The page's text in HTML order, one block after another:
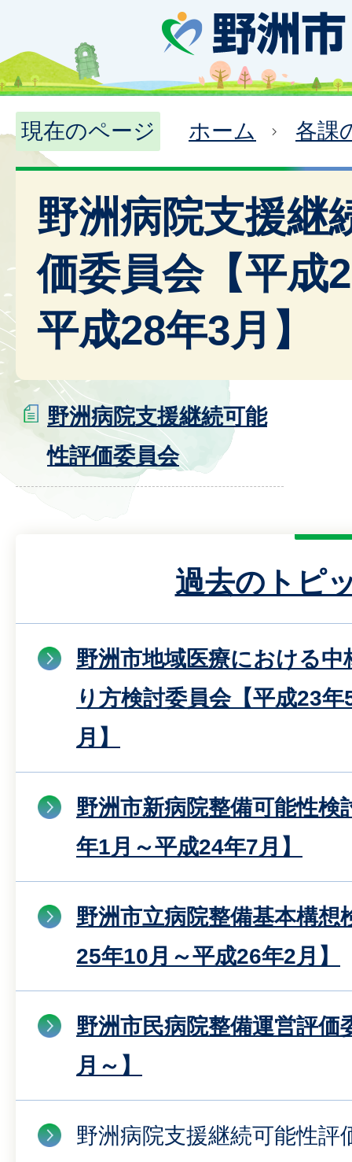
現在のページ ホーム 各課
野洲病院支援継
価委員会【平成
平成28年3月】
野洲病院支援継続可能
性評価委員会
過去のトピ
野洲市地域医療における中
り方検討委員会【平成23
月】
野洲市新病院整備可能性検
年1月～平成24年7月】
野洲市立病院整備基本構想
25年10月～平成26年2月】
野洲市民病院整備運営評価
月～】
野洲病院支援継続可能性評